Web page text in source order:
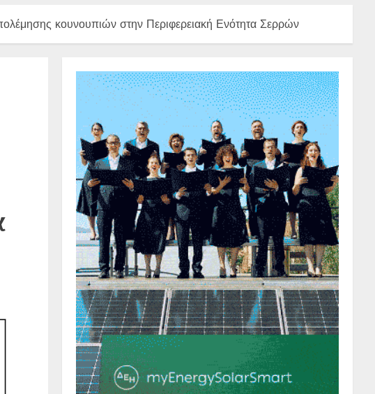
κουνουπιών στην Περιφερειακή Ενότητα Σερρών